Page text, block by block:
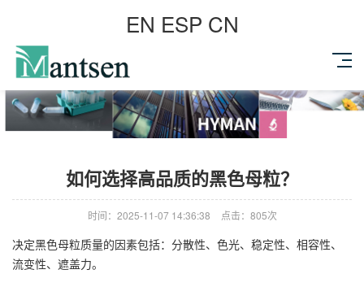
EN ESP CN
如何选择高品质的黑色母粒？
时间：2025-11-07 14:36:38 点击：805次
决定黑色母粒质量的因素包括：分散性、色光、稳定性、相容性、
流变性、遮盖力。